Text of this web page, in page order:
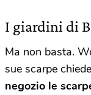
I giardini di
Ma non basta.
sue scarpe
negozio le